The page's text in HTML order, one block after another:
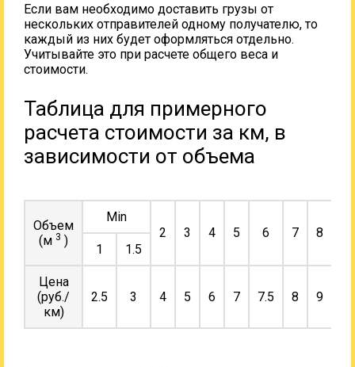
Если вам необходимо доставить грузы от
нескольких отправителей одному получателю, то
каждый из них будет оформляться отдельно.
Учитывайте это при расчете общего веса и
стоимости.
Таблица для примерного
расчета стоимости за км, в
зависимости от объема
Объем
(м 3 )
Min
2
3 4 5 6 7 8
1
1.5
Цена
(руб./
км)
2.5 3 4 5 6 7 7.5 8 9